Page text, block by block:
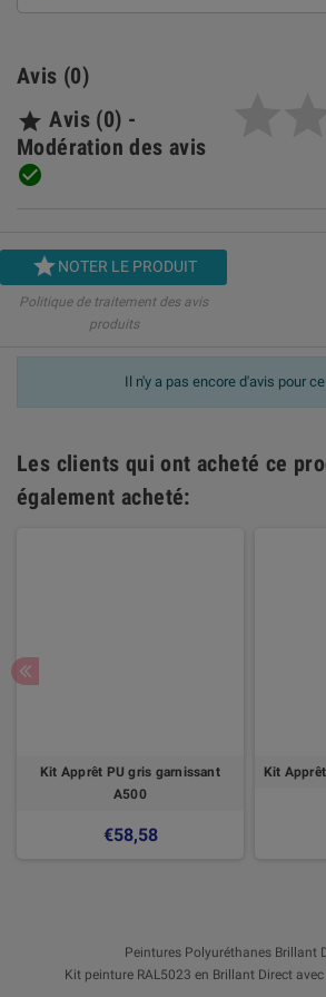
Avis (0)
 Avis (0) -
Modération des avis

NOTER LE PRODUIT
Politique de traitement des avis
produits
Il n'y a pas encore d'avis pour
Les clients qui ont acheté ce
également acheté:
Kit Apprêt PU gris garnissant
A500
€58,58
Kit
Peintures Polyuréthanes Brillant
Kit peinture RAL5023 en Brillant Direct